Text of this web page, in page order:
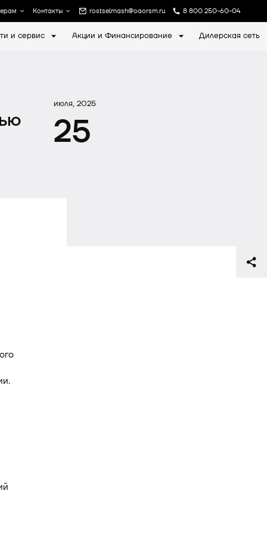
Контакты rostselmash@oaorsm.ru 8 800 250-60-04
и сервис Акции и Финансирование Дилерская сеть
июля, 2025
25